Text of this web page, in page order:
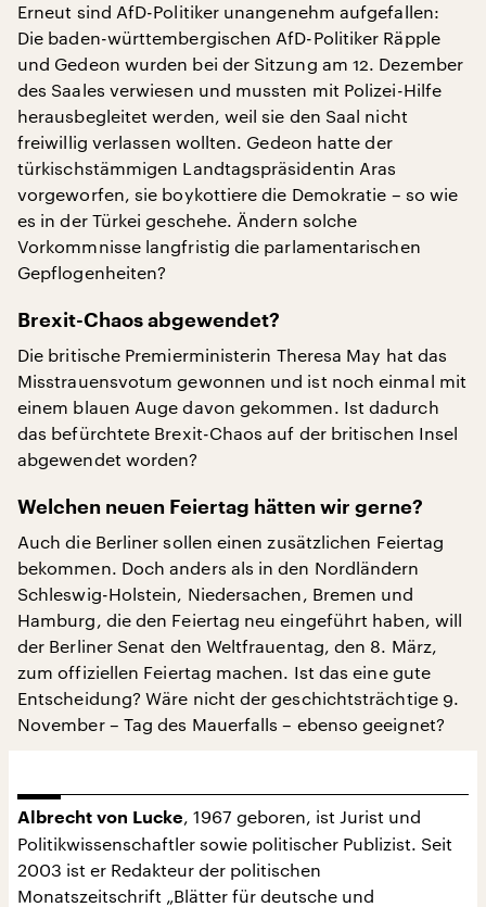
Erneut sind AfD-Politiker unangenehm aufgefallen:
Die baden-württembergischen AfD-Politiker Räpple
und Gedeon wurden bei der Sitzung am 12. Dezember
des Saales verwiesen und mussten mit Polizei-Hilfe
herausbegleitet werden, weil sie den Saal nicht
freiwillig verlassen wollten. Gedeon hatte der
türkischstämmigen Landtagspräsidentin Aras
vorgeworfen, sie boykottiere die Demokratie – so wie
es in der Türkei geschehe. Ändern solche
Vorkommnisse langfristig die parlamentarischen
Gepflogenheiten?
Brexit-Chaos abgewendet?
Die britische Premierministerin Theresa May hat das
Misstrauensvotum gewonnen und ist noch einmal mit
einem blauen Auge davon gekommen. Ist dadurch
das befürchtete Brexit-Chaos auf der britischen Insel
abgewendet worden?
Welchen neuen Feiertag hätten wir gerne?
Auch die Berliner sollen einen zusätzlichen Feiertag
bekommen. Doch anders als in den Nordländern
Schleswig-Holstein, Niedersachen, Bremen und
Hamburg, die den Feiertag neu eingeführt haben, will
der Berliner Senat den Weltfrauentag, den 8. März,
zum offiziellen Feiertag machen. Ist das eine gute
Entscheidung? Wäre nicht der geschichtsträchtige 9.
November – Tag des Mauerfalls – ebenso geeignet?
Albrecht von Lucke, 1967 geboren, ist Jurist und
Politikwissenschaftler sowie politischer Publizist. Seit
2003 ist er Redakteur der politischen
Monatszeitschrift „Blätter für deutsche und